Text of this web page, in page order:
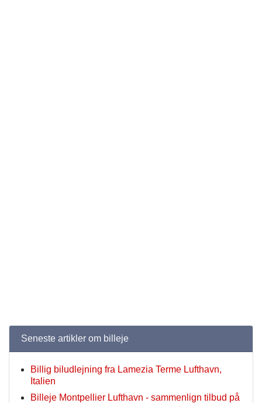
Seneste artikler om billeje
Billig biludlejning fra Lamezia Terme Lufthavn,
Italien
Billeje Montpellier Lufthavn - sammenlign tilbud på